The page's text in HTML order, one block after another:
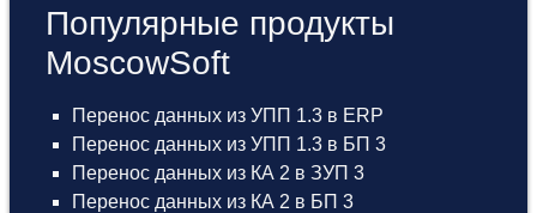
Популярные продукты
MoscowSoft
Перенос данных из УПП 1.3 в ERP
Перенос данных из УПП 1.3 в БП 3
Перенос данных из КА 2 в ЗУП 3
Перенос данных из КА 2 в БП 3